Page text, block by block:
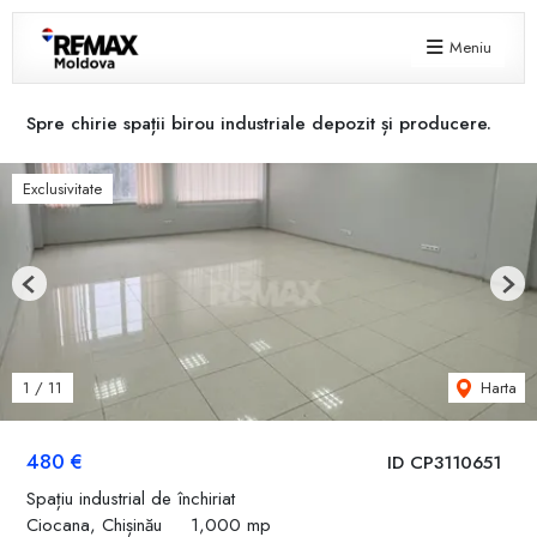
Meniu
Spre chirie spații birou industriale depozit și producere.
ID CP3110651
480 €
Spațiu industrial de închiriat
Ciocana, Chișinău
1,000 mp
Exclusivitate
1 / 11 Harta
Previous Next